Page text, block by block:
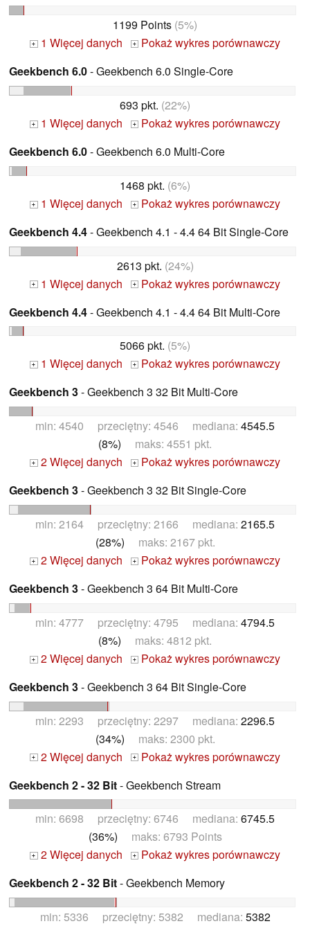
1199 Points (5%)
+ 1 Więcej danych +
Pokaż wykres porównawczy
Geekbench 6.0- Geekbench 6.0 Single-Core
693 pkt. (22%)
+ 1 Więcej danych +
Pokaż wykres porównawczy
Geekbench 6.0- Geekbench 6.0 Multi-Core
1468 pkt. (6%)
+ 1 Więcej danych +
Pokaż wykres porównawczy
Geekbench 4.4- Geekbench 4.1 - 4.4 64 Bit Single-Core
2613 pkt. (24%)
+ 1 Więcej danych +
Pokaż wykres porównawczy
Geekbench 4.4- Geekbench 4.1 - 4.4 64 Bit Multi-Core
5066 pkt. (5%)
+ 1 Więcej danych +
Pokaż wykres porównawczy
Geekbench 3- Geekbench 3 32 Bit Multi-Core
min: 4540 przeciętny: 4546 mediana: 4545.5
(8%) maks: 4551 pkt.
+ 2 Więcej danych +
Pokaż wykres porównawczy
Geekbench 3- Geekbench 3 32 Bit Single-Core
min: 2164 przeciętny: 2166 mediana: 2165.5
(28%) maks: 2167 pkt.
+ 2 Więcej danych +
Pokaż wykres porównawczy
Geekbench 3- Geekbench 3 64 Bit Multi-Core
min: 4777 przeciętny: 4795 mediana: 4794.5
(8%) maks: 4812 pkt.
+ 2 Więcej danych +
Pokaż wykres porównawczy
Geekbench 3- Geekbench 3 64 Bit Single-Core
min: 2293 przeciętny: 2297 mediana: 2296.5
(34%) maks: 2300 pkt.
+ 2 Więcej danych +
Pokaż wykres porównawczy
Geekbench 2 - 32 Bit- Geekbench Stream
min: 6698 przeciętny: 6746 mediana: 6745.5
(36%) maks: 6793 Points
+ 2 Więcej danych +
Pokaż wykres porównawczy
Geekbench 2 - 32 Bit- Geekbench Memory
min: 5336 przeciętny: 5382 mediana: 5382